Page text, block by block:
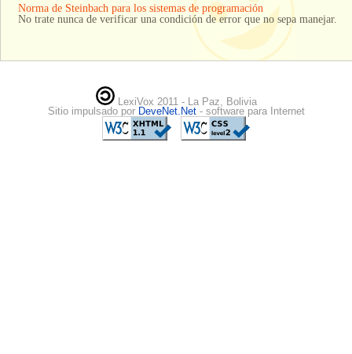
Norma de Steinbach para los sistemas de programación
No trate nunca de verificar una condición de error que no sepa manejar.
LexiVox 2011 - La Paz, Bolivia
Sitio impulsado por DeveNet.Net - software para Internet